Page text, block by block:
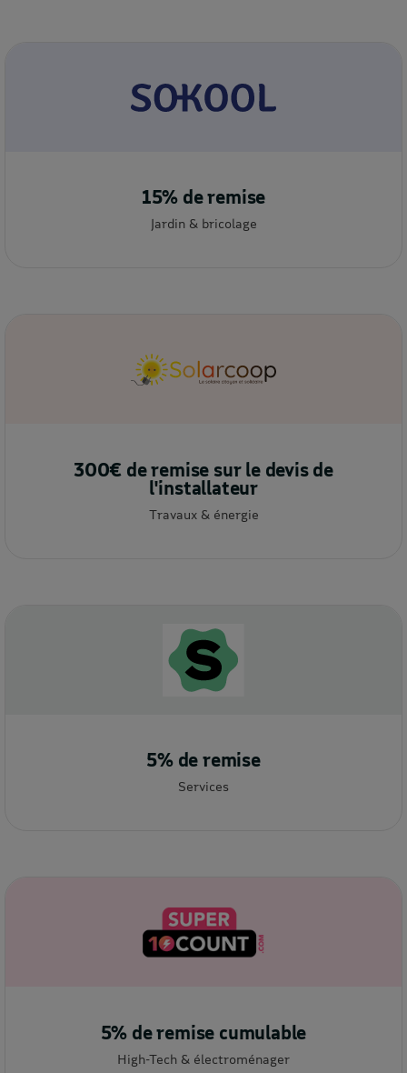
15% de remise
Jardin & bricolage
300€ de remise sur le devis de
l'installateur
Travaux & énergie
5% de remise
Services
5% de remise cumulable
High-Tech & électroménager